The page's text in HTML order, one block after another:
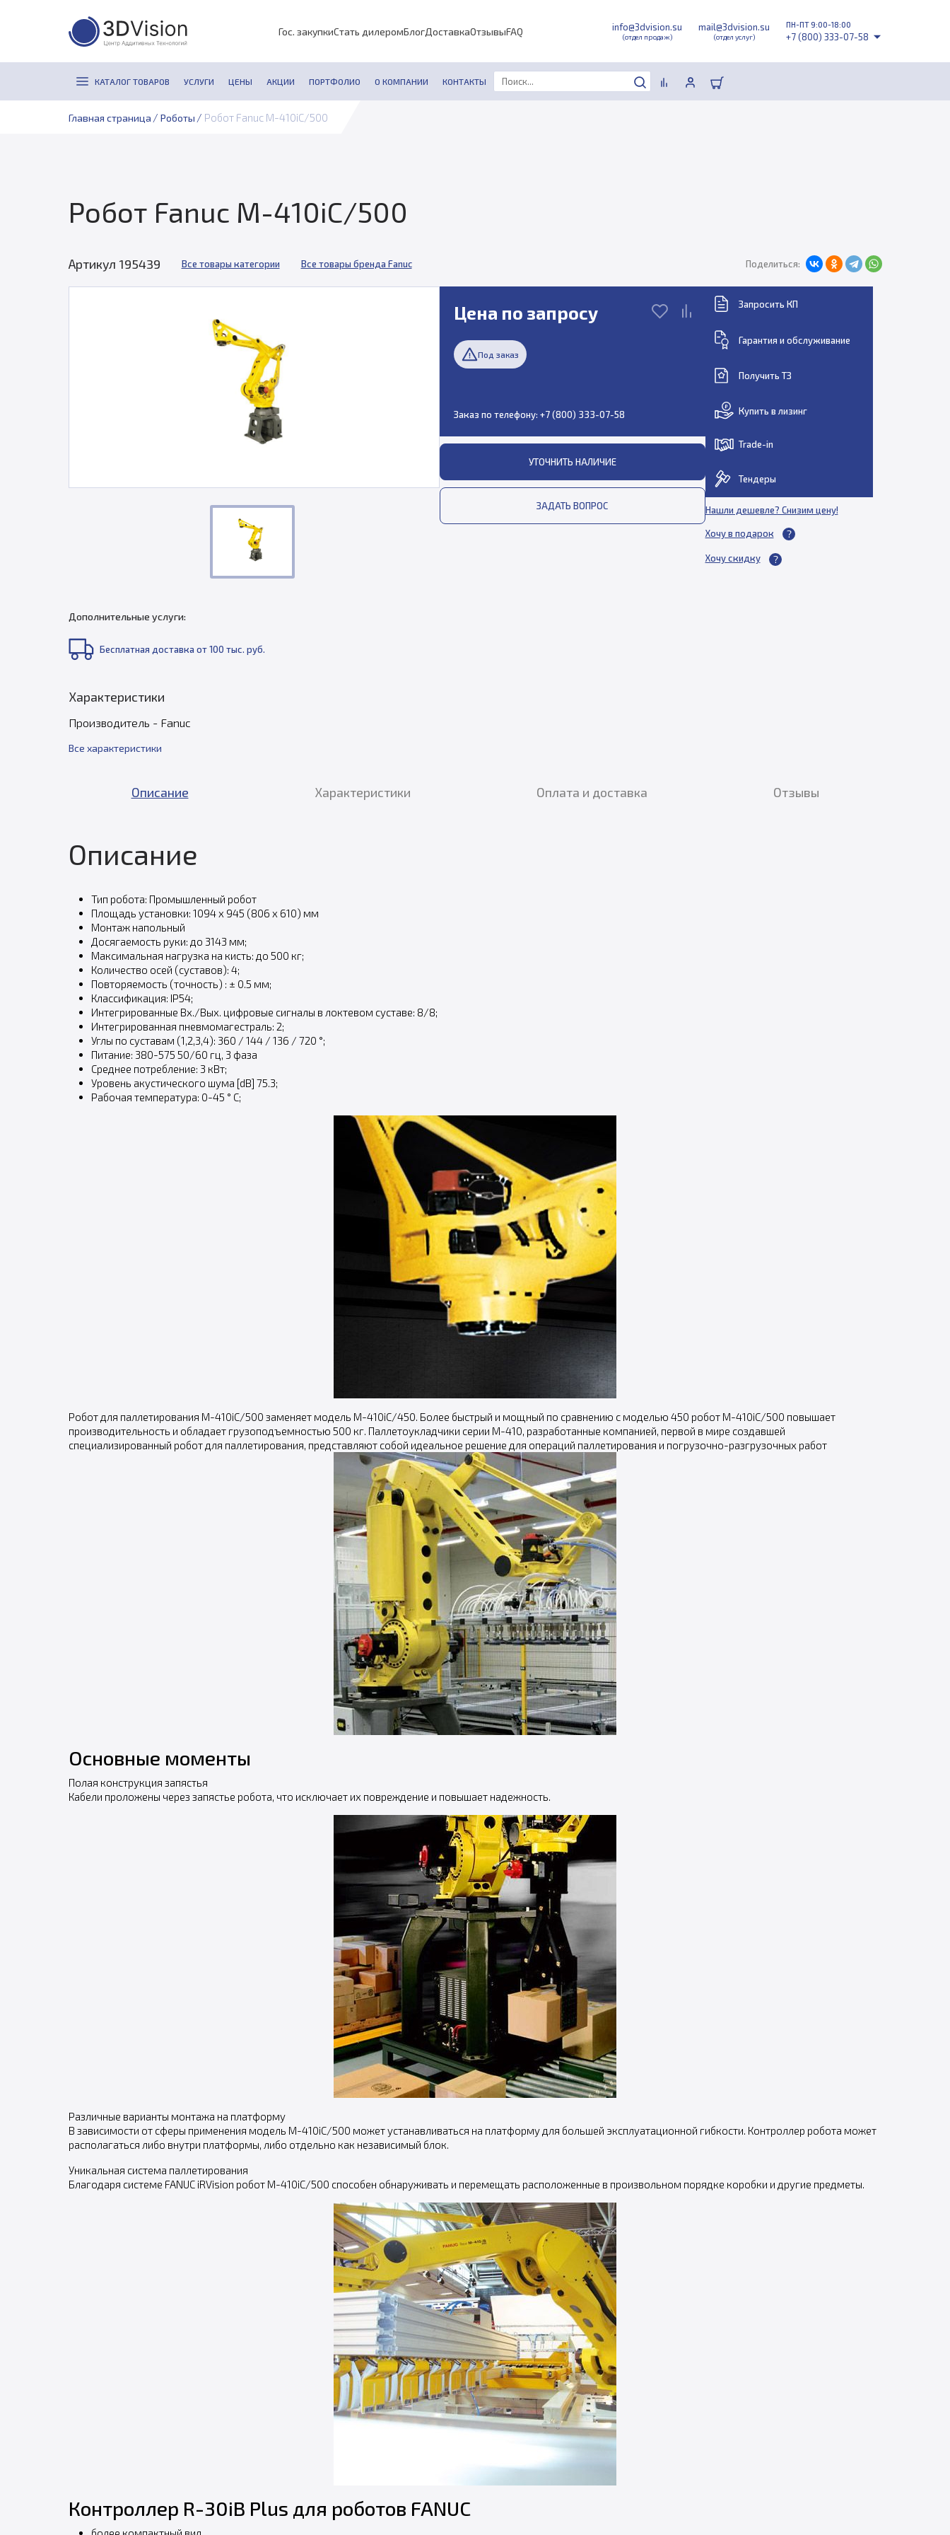
Гос. закупкиСтать дилеромБлогДоставкаОтзывыFAQ info@3dvision.su
(отдел продаж)
mail@3dvision.su
(отдел услуг)
ПН-ПТ 9:00-18:00
+7 (800) 333-07-58
КАТАЛОГ ТОВАРОВ УСЛУГИ ЦЕНЫ АКЦИИ ПОРТФОЛИО О КОМПАНИИ КОНТАКТЫ
Главная страница / Роботы / Робот Fanuc M-410iC/500
Робот Fanuc M-410iC/500
Артикул 195439 Все товары категории Все товары бренда Fanuc Поделиться:
Цена по запросу
Под заказ
Заказ по телефону: +7 (800) 333-07-58
УТОЧНИТЬ НАЛИЧИЕ
ЗАДАТЬ ВОПРОС
Запросить КП
Гарантия и обслуживание
Получить ТЗ
Купить в лизинг
Trade-in
Тендеры
Нашли дешевле? Снизим цену!
Хочу в подарок
Хочу скидку
Дополнительные услуги:
Бесплатная доставка от 100 тыс. руб.
Характеристики
Производитель - Fanuc
Все характеристики
Описание Характеристики Оплата и доставка Отзывы
Описание
Тип робота: Промышленный робот
Площадь установки: 1094 x 945 (806 x 610) мм
Монтаж напольный
Досягаемость руки: до 3143 мм;
Максимальная нагрузка на кисть: до 500 кг;
Количество осей (cуставов): 4;
Повторяемость (точность) : ± 0.5 мм;
Классификация: IP54;
Интегрированные Вх./Вых. цифровые сигналы в локтевом суставе: 8/8;
Интегрированная пневмомагестраль: 2;
Углы по суставам (1,2,3,4): 360 / 144 / 136 / 720 °;
Питание: 380-575 50/60 гц, 3 фаза
Среднее потребление: 3 кВт;
Уровень акустического шума [dB] 75.3;
Рабочая температура: 0-45 ° C;
Робот для паллетирования M-410iC/500 заменяет модель M-410iC/450. Более быстрый и мощный по сравнению с моделью 450 робот M-410iC/500 повышает
производительность и обладает грузоподъемностью 500 кг. Паллетоукладчики серии M-410, разработанные компанией, первой в мире создавшей
специализированный робот для паллетирования, представляют собой идеальное решение для операций паллетирования и погрузочно-разгрузочных работ
Основные моменты
Полая конструкция запястья
Кабели проложены через запястье робота, что исключает их повреждение и повышает надежность.
Различные варианты монтажа на платформу
В зависимости от сферы применения модель M-410iC/500 может устанавливаться на платформу для большей эксплуатационной гибкости. Контроллер робота может
располагаться либо внутри платформы, либо отдельно как независимый блок.
Уникальная система паллетирования
Благодаря системе FANUC iRVision робот M-410iC/500 способен обнаруживать и перемещать расположенные в произвольном порядке коробки и другие предметы.
Контроллер R-30iB Plus для роботов FANUC